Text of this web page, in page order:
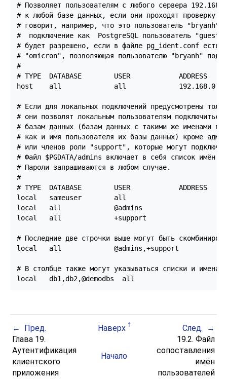
# Позволяет пользователям с любого сервера
# к любой базе данных, если они проходят
# говорит, например, что это пользователь "bryanh"
#  подключение как  PostgreSQL пользователь
# будет разрешено, если в файле pg_ident.conf есть
# "omicron", позволяющая пользователю "bryanh"
#
# TYPE  DATABASE        USER            ADDRESS
host    all             all             192.168.0.0/16
# Если для локальных подключений предусмотрены
# они позволят локальным пользователям
# базам данных (базам данных с такими же именами
# как и имя пользователя их базы данных) кроме
# или членов роли "support", которые могут
# Файл $PGDATA/admins включает в себя список имён
# Пароли запрашиваются в любом случае.
#
# TYPE  DATABASE        USER            ADDRESS
local   sameuser        all
local   all             @admins
local   all             +support
# Последние две строчки выше могут быть
local   all             @admins,+support
# В столбце также могут указываться списки и имена
local   db1,db2,@demodbs  all
Пред. Наверх
След.
Глава 19.
Аутентификация
клиентского
приложения
Начало
19.2. Файл
сопоставления
имён
пользователей